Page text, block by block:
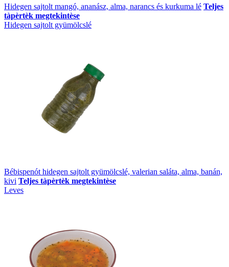
Hidegen sajtolt mangó, ananász, alma, narancs és kurkuma lé Teljes
tàpèrtèk megtekintèse
Hidegen sajtolt gyümölcslé
Bébispenót hidegen sajtolt gyümölcslé, valerian saláta, alma, banán,
kivi Teljes tàpèrtèk megtekintèse
Leves